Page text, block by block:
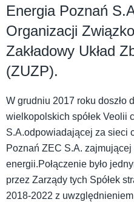
Energia Poznań
Organizacji
Zakładowy Układ
(ZUZP).
W grudniu 2017 roku doszło
wielkopolskich spółek Veolii
S.A.odpowiadającej za sieci
Poznań ZEC S.A.
energii.Połączenie było
przez Zarządy tych Spółek
2018-2022 z